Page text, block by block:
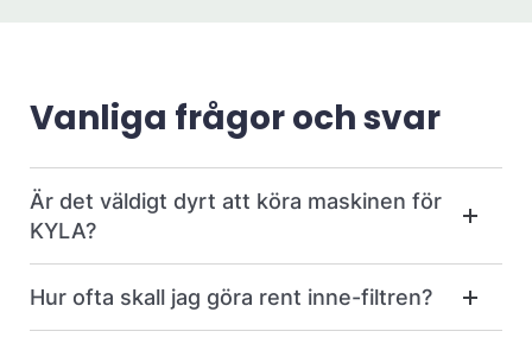
Vanliga frågor och svar
Är det väldigt dyrt att köra maskinen för
KYLA?
Hur ofta skall jag göra rent inne-filtren?